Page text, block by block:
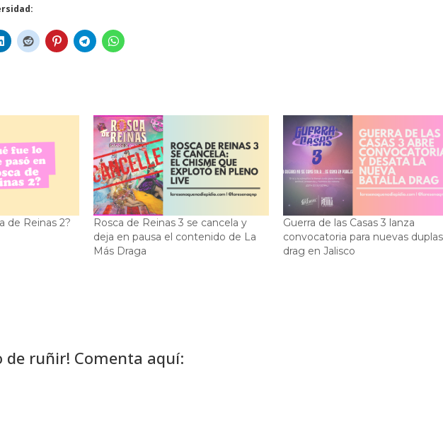
de Reinas 2?
Rosca de Reinas 3 se cancela y
deja en pausa el contenido de La
Más Draga
Guerra de las Casas 3 lanza
convocatoria para nuevas duplas
drag en Jalisco
de ruñir! Comenta aquí: